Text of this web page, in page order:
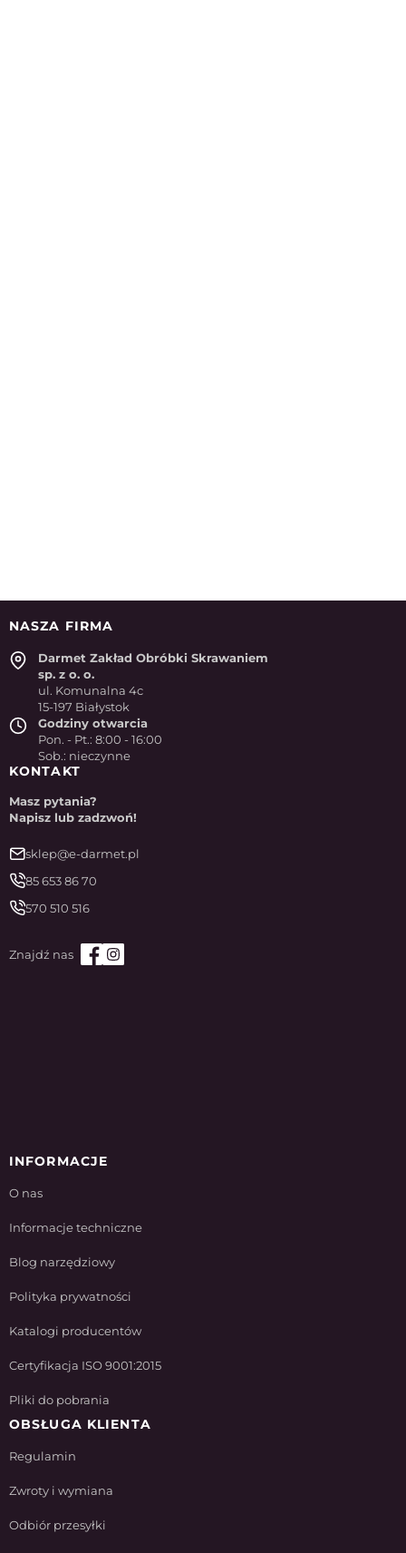
NASZA FIRMA
Darmet Zakład Obróbki Skrawaniem
sp. z o. o.
ul. Komunalna 4c
15-197 Białystok
Godziny otwarcia
Pon. - Pt.: 8:00 - 16:00
Sob.: nieczynne
KONTAKT
Masz pytania?
Napisz lub zadzwoń!
sklep@e-darmet.pl
85 653 86 70
570 510 516
INFORMACJE
O nas
Informacje techniczne
Blog narzędziowy
Polityka prywatności
Katalogi producentów
Certyfikacja ISO 9001:2015
Pliki do pobrania
OBSŁUGA KLIENTA
Regulamin
Zwroty i wymiana
Odbiór przesyłki